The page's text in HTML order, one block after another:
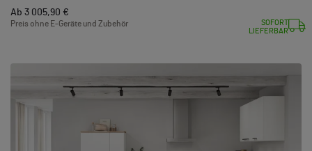
Ab 3 005,90 €
Preis ohne E-Geräte und Zubehör
SOFORT
LIEFERBAR